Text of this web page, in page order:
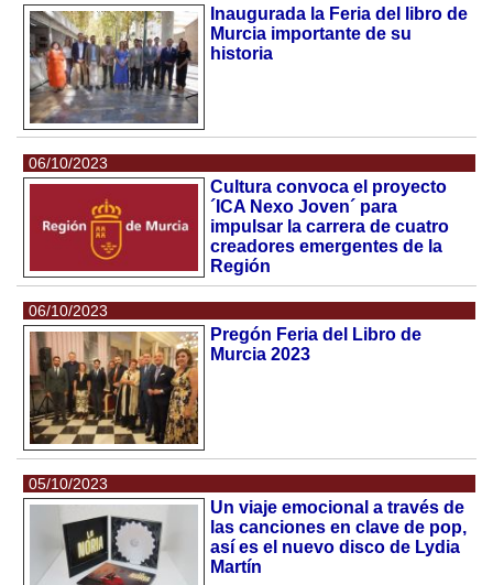
Inaugurada la Feria del libro de
Murcia importante de su
historia
06/10/2023
Cultura convoca el proyecto
´ICA Nexo Joven´ para
impulsar la carrera de cuatro
creadores emergentes de la
Región
06/10/2023
Pregón Feria del Libro de
Murcia 2023
05/10/2023
Un viaje emocional a través de
las canciones en clave de pop,
así es el nuevo disco de Lydia
Martín